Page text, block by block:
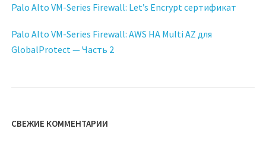
Palo Alto VM-Series Firewall: Let’s Encrypt сертификат
Palo Alto VM-Series Firewall: AWS HA Multi AZ для
GlobalProtect — Часть 2
СВЕЖИЕ КОММЕНТАРИИ